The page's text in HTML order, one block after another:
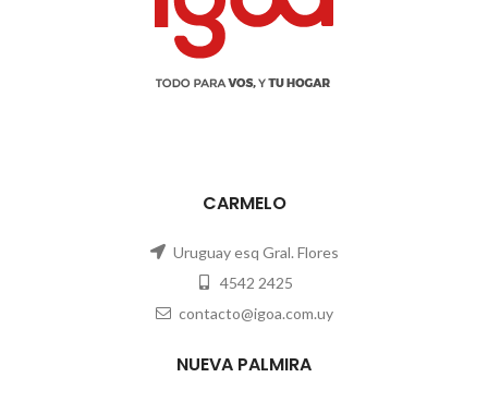
CARMELO
Uruguay esq Gral. Flores
4542 2425
contacto@igoa.com.uy
NUEVA PALMIRA